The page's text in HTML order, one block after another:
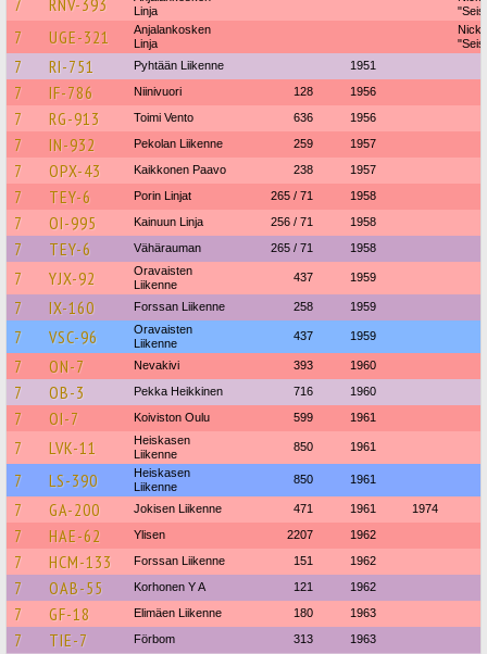
7 RNV-393
Linja
7 UGE-321
Anjalankosken
Linja
7 RI-751 Pyhtään Liikenne 1951
7 IF-786 Niinivuori 128 1956
7 RG-913 Toimi Vento 636 1956
7 IN-932 Pekolan Liikenne 259 1957
7 OPX-43 Kaikkonen Paavo 238 1957
7 TEY-6 Porin Linjat 265 / 71 1958
7 OI-995 Kainuun Linja 256 / 71 1958
7 TEY-6 Vähärauman 265 / 71 1958
7 YJX-92
Oravaisten
Liikenne
437 1959
7 IX-160 Forssan Liikenne 258 1959
7 VSC-96
Oravaisten
Liikenne
437 1959
7 ON-7 Nevakivi 393 1960
7 OB-3 Pekka Heikkinen 716 1960
7 OI-7 Koiviston Oulu 599 1961
7 LVK-11
Heiskasen
Liikenne
850 1961
7 LS-390
Heiskasen
Liikenne
850 1961
7 GA-200 Jokisen Liikenne 471 1961 1974
7 HAE-62 Ylisen 2207 1962
7 HCM-133 Forssan Liikenne 151 1962
7 OAB-55 Korhonen Y A 121 1962
7 GF-18 Elimäen Liikenne 180 1963
7 TIE-7 Förbom 313 1963